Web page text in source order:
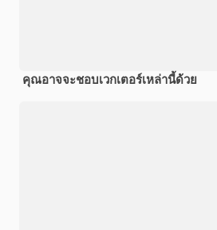
คุณอาจจะชอบเวกเตอร์เหล่านี้ด้วย